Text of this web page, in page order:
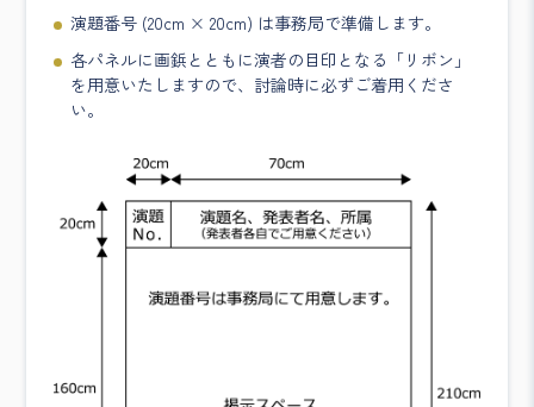
演題番号 (20cm × 20cm) は事務局で準備します。
各パネルに画鋲とともに演者の目印となる「リボン」
を用意いたしますので、討論時に必ずご着用くださ
い。